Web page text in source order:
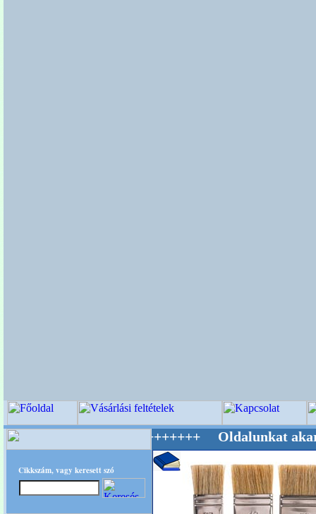
Cikkszám, vagy keresett szó
Mestere! +++++++ Oldalunkat akarattal